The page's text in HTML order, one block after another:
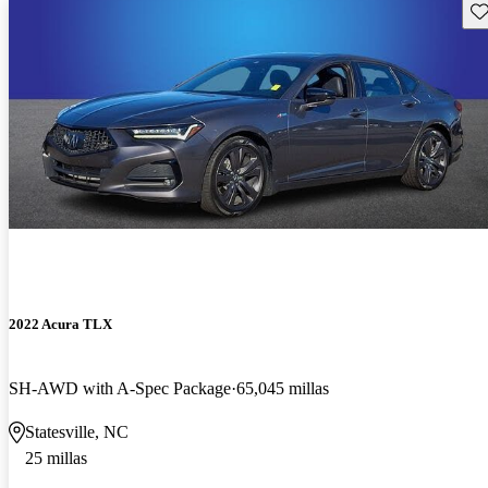
2022 Acura TLX
SH-AWD with A-Spec Package 65,045 millas
Statesville, NC
25 millas